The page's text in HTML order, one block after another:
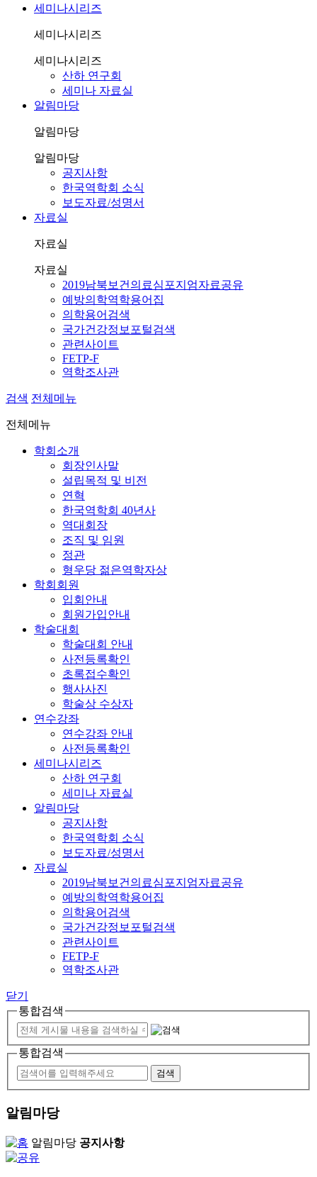
세미나시리즈
세미나시리즈
세미나시리즈
산하 연구회
세미나 자료실
알림마당
알림마당
알림마당
공지사항
한국역학회 소식
보도자료/성명서
자료실
자료실
자료실
2019남북보건의료심포지엄자료공유
예방의학역학용어집
의학용어검색
국가건강정보포털검색
관련사이트
FETP-F
역학조사관
검색 전체메뉴
전체메뉴
학회소개
회장인사말
설립목적 및 비전
연혁
한국역학회 40년사
역대회장
조직 및 임원
정관
형우당 젊은역학자상
학회회원
입회안내
회원가입안내
학술대회
학술대회 안내
사전등록확인
초록접수확인
행사사진
학술상 수상자
연수강좌
연수강좌 안내
사전등록확인
세미나시리즈
산하 연구회
세미나 자료실
알림마당
공지사항
한국역학회 소식
보도자료/성명서
자료실
2019남북보건의료심포지엄자료공유
예방의학역학용어집
의학용어검색
국가건강정보포털검색
관련사이트
FETP-F
역학조사관
닫기
통합검색
통합검색
알림마당
알림마당 공지사항